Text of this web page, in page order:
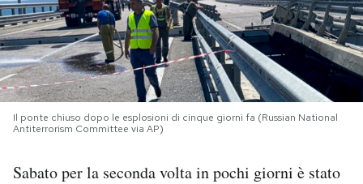
NEWSLETTER
I MIEI PREFERITI
Il ponte chiuso dopo le esplosioni di cinque giorni fa (Russian National
Antiterrorism Committee via AP)
Sabato per la seconda volta in pochi giorni è stato